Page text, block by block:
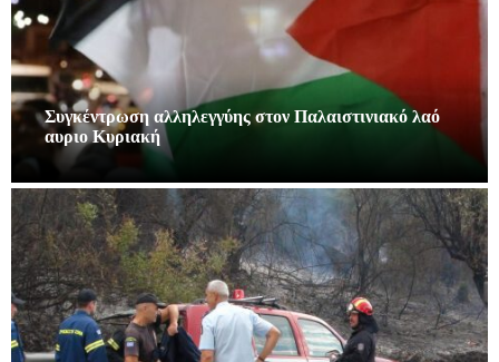
Συγκέντρωση αλληλεγγύης στον Παλαιστινιακό λαό
αυριο Κυριακή